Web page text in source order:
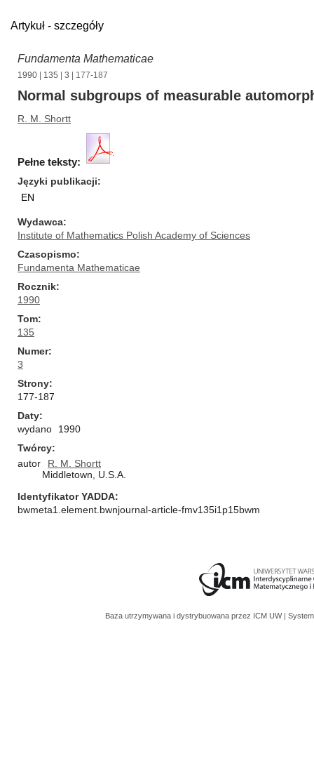
Artykuł - szczegóły
Fundamenta Mathematicae
1990 135 3 | 177-187
Normal subgroups of measurable
R. M. Shortt
Pełne teksty:
Języki publikacji
EN
Wydawca
Institute of Mathematics Polish Academy of Sciences
Czasopismo
Fundamenta Mathematicae
Rocznik
1990
Tom
135
Numer
3
Strony
177-187
Daty
wydano
1990
Twórcy
autor
R. M. Shortt
Middletown, U.S.A.
Identyfikator YADDA
bwmeta1.element.bwnjournal-article-fmv135i1p15bwm
Baza utrzymywana i dystrybuowana przez ICM UW |